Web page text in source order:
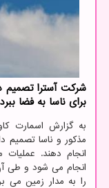
شرکت آسترا تصمیم
برای ناسا به فضا
به گزارش اسمارت
انجام دهند. عملیات